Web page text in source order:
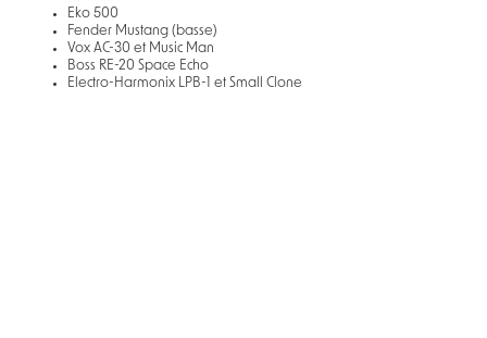
Eko 500
Fender Mustang (basse)
Vox AC-30 et Music Man
Boss RE-20 Space Echo
Electro-Harmonix LPB-1 et Small Clone